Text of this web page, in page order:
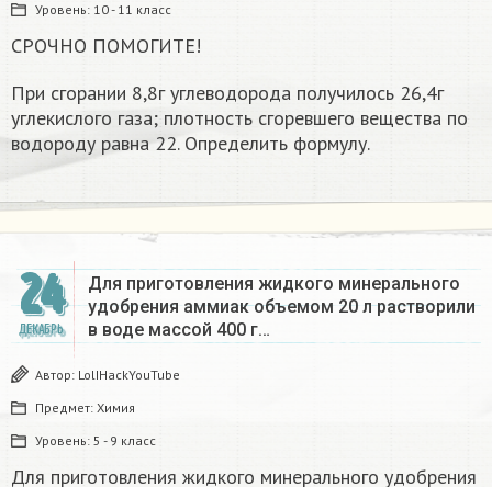
Уровень: 10 - 11 класс
СРОЧНО ПОМОГИТЕ!
При сгорании 8,8г углеводорода получилось 26,4г
углекислого газа; плотность сгоревшего вещества по
водороду равна 22. Определить формулу.
24
ДЕКАБРЬ
Для приготовления жидкого минерального
удобрения аммиак объемом 20 л растворили
в воде массой 400 г…
Автор: LolIHackYouTube
Предмет: Химия
Уровень: 5 - 9 класс
Для приготовления жидкого минерального удобрения